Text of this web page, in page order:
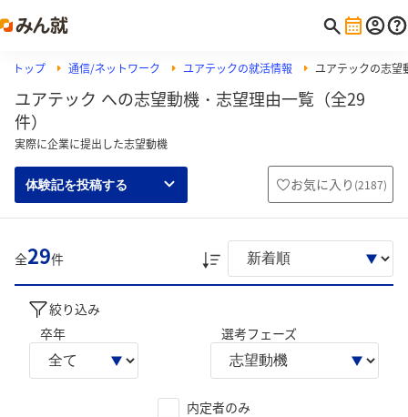
トップ 通信/ネットワーク ユアテックの就活情報 ユアテックの志望
ユアテック への志望動機・志望理由一覧（全29
件）
実際に企業に提出した志望動機
体験記を投稿する お気に入り (2187)
全29件
絞り込み
卒年
選考フェーズ
内定者のみ